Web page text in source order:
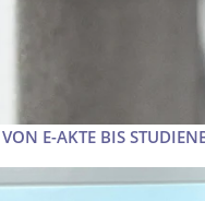
VON E-AKTE BIS